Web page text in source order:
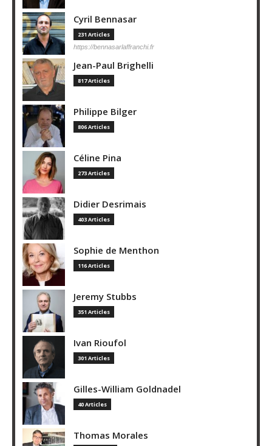
Cyril Bennasar
231 Articles
https://bennasarlaffranchi.fr
Jean-Paul Brighelli
817 Articles
Philippe Bilger
806 Articles
Céline Pina
273 Articles
Didier Desrimais
403 Articles
Sophie de Menthon
116 Articles
Jeremy Stubbs
351 Articles
Ivan Rioufol
301 Articles
Gilles-William Goldnadel
40 Articles
Thomas Morales